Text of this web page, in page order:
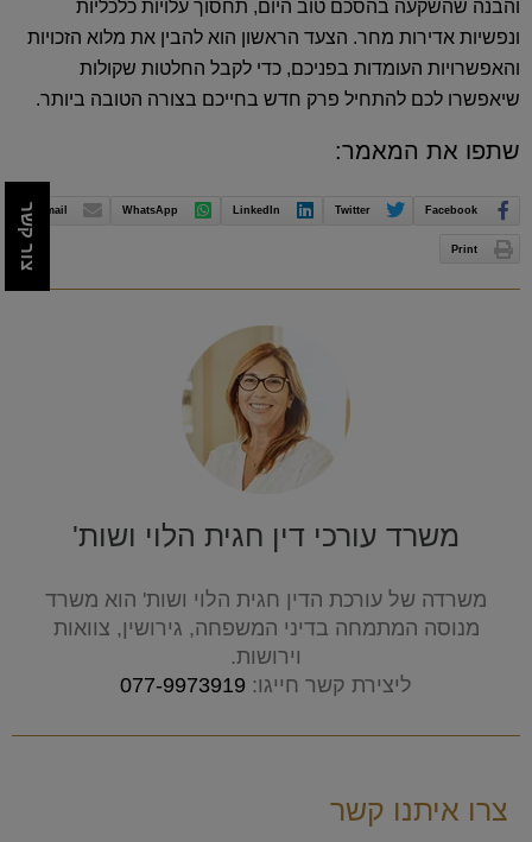
והבנה שהשקעה בהסכם טוב היום, תחסוך עלויות כלכליות
ונפשיות אדירות מחר. הצעד הראשון הוא להבין את מלוא הזכויות
והאפשרויות העומדות בפניכם, כדי לקבל החלטות שקולות
שיאפשרו לכם להתחיל פרק חדש בחייכם בצורה הטובה ביותר.
שתפו את המאמר:
Facebook
Twitter
LinkedIn
WhatsApp
Email
Print
משרד עורכי דין חגית הלוי ושות'
משרדה של עורכת הדין חגית הלוי ושות' הוא משרד
מנוסה המתמחה בדיני המשפחה, גירושין, צוואות
וירושות.
ליצירת קשר חייגו: 077-9973919
צרו איתנו קשר
צור קשר